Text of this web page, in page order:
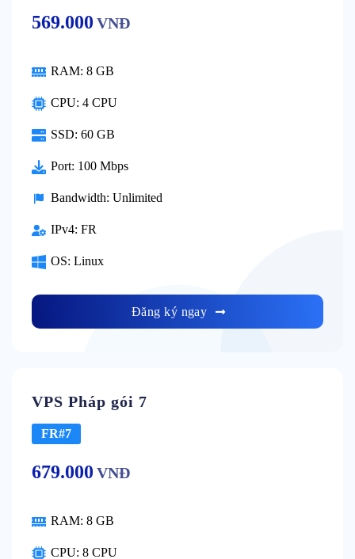
569.000 VNĐ
RAM: 8 GB
CPU: 4 CPU
SSD: 60 GB
Port: 100 Mbps
Bandwidth: Unlimited
IPv4: FR
OS: Linux
Đăng ký ngay
VPS Pháp gói 7
FR#7
679.000 VNĐ
RAM: 8 GB
CPU: 8 CPU